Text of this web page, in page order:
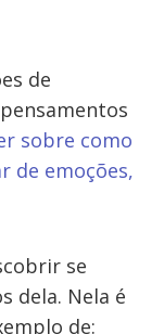
de
sobre como
de emoções,
se
dela. Nela é
de: